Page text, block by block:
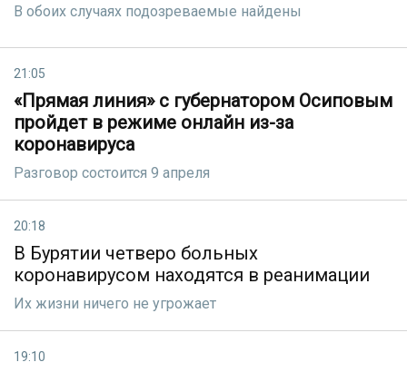
В обоих случаях подозреваемые найдены
21:05
«Прямая линия» с губернатором Осиповым
пройдет в режиме онлайн из-за
коронавируса
Разговор состоится 9 апреля
20:18
В Бурятии четверо больных
коронавирусом находятся в реанимации
Их жизни ничего не угрожает
19:10